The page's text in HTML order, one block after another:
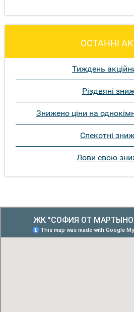
ОСТАННІ
Тиждень
Різдвяні
Знижено ціни на
Спекотні
Лови свою